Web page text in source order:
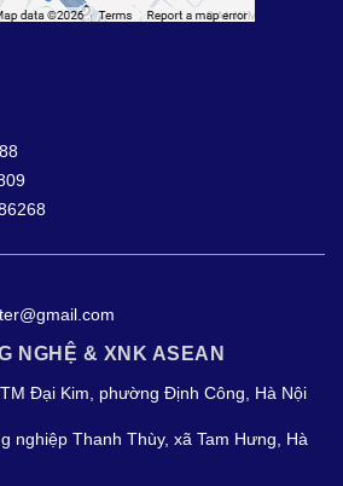
NGHỆ & XNK ASEAN
Đại Kim, phường Định Công, Hà Nội
nghiệp Thanh Thùy, xã Tam Hưng, Hà